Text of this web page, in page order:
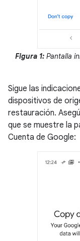
Figura 1:Pantalla
Sigue las
dispositivos de
restauración.
que se muestre la
Cuenta de Google: